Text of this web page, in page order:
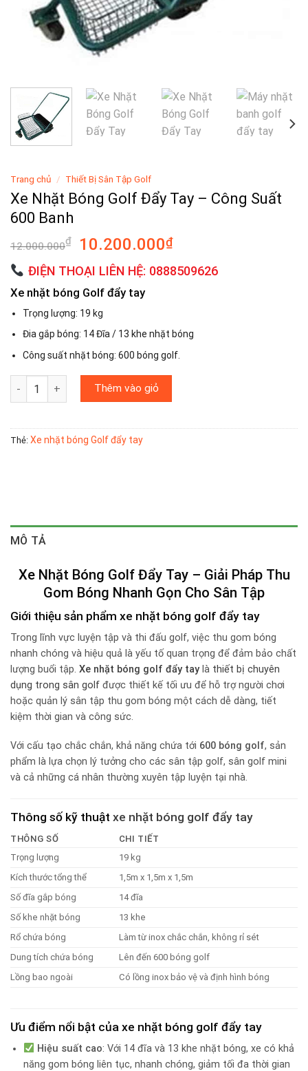
Trang chủ / Thiết Bị Sân Tập Golf
Xe Nhặt Bóng Golf Đẩy Tay – Công Suất
600 Banh
12.000.000₫
Giá
là:
12.000.000₫.
10.200.000₫Giá
tại
ĐIỆN THOẠI LIÊN HỆ: 0888509626
Xe nhặt bóng Golf đẩy tay
Trọng lượng: 19 kg
Đia gắp bóng: 14 Đĩa / 13 khe nhặt bóng
Công suất nhặt bóng: 600 bóng golf.
Xe Nhặt Bóng Golf Đẩy Tay - Công Suất 600 Banh số lượng
Thêm vào giỏ
Thẻ: Xe nhặt bóng Golf đẩy tay
MÔ TẢ
Xe Nhặt Bóng Golf Đẩy Tay – Giải Pháp Thu
Gom Bóng Nhanh Gọn Cho Sân Tập
Giới thiệu sản phẩm xe nhặt bóng golf đẩy tay
Trong lĩnh vực luyện tập và thi đấu golf, việc thu gom bóng
nhanh chóng và hiệu quả là yếu tố quan trọng để đảm bảo chất
lượng buổi tập. Xe nhặt bóng golf đẩy tay là thiết bị chuyên
dụng trong sân golf được thiết kế tối ưu để hỗ trợ người chơi
hoặc quản lý sân tập thu gom bóng một cách dễ dàng, tiết
kiệm thời gian và công sức.
Với cấu tạo chắc chắn, khả năng chứa tới 600 bóng golf, sản
phẩm là lựa chọn lý tưởng cho các sân tập golf, sân golf mini
và cả những cá nhân thường xuyên tập luyện tại nhà.
Thông số kỹ thuật xe nhặt bóng golf đẩy tay
THÔNG SỐ
CHI TIẾT
Trọng lượng
19 kg
Kích thước tổng thể
1,5m x 1,5m x 1,5m
Số đĩa gắp bóng
14 đĩa
Số khe nhặt bóng
13 khe
Rổ chứa bóng
Làm từ inox chắc chắn, không rỉ sét
Dung tích chứa bóng
Lên đến 600 bóng golf
Lồng bao ngoài
Có lồng inox bảo vệ và định hình bóng
Ưu điểm nổi bật của xe nhặt bóng golf đẩy tay
Hiệu suất cao: Với 14 đĩa và 13 khe nhặt bóng, xe có khả
năng gom bóng liên tục, nhanh chóng, giảm tối đa thời gian